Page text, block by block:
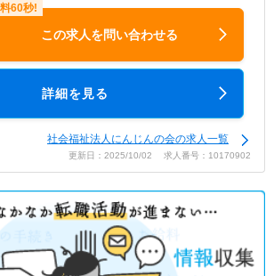
この求人を問い合わせる
詳細を見る
社会福祉法人にんじんの会の求人一覧
更新日：2025/10/02 求人番号：10170902